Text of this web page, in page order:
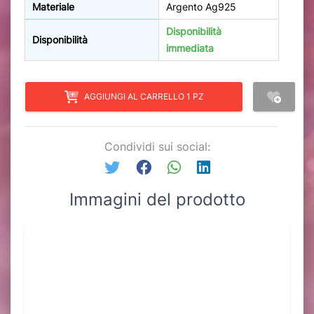
Materiale Argento Ag925
Disponibilità
Disponibilità
immediata
AGGIUNGI AL CARRELLO 1 PZ
Condividi sui social:
Immagini del prodotto